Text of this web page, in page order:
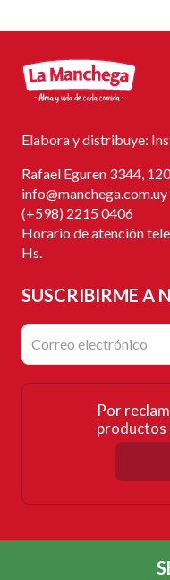
Elabora y distribuye:
Rafael Eguren 3344,
info@manchega.com.uy
(+598) 2215 0406
Horario de atención
Hs.
SUSCRIBIRME A
Por
productos